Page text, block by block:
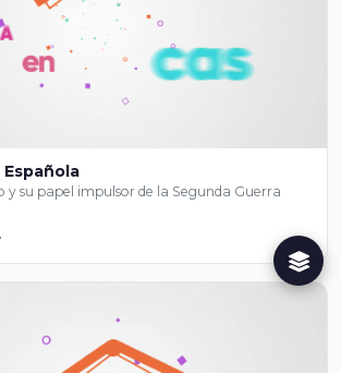
Española
y su papel impulsor de la Segunda Guerra